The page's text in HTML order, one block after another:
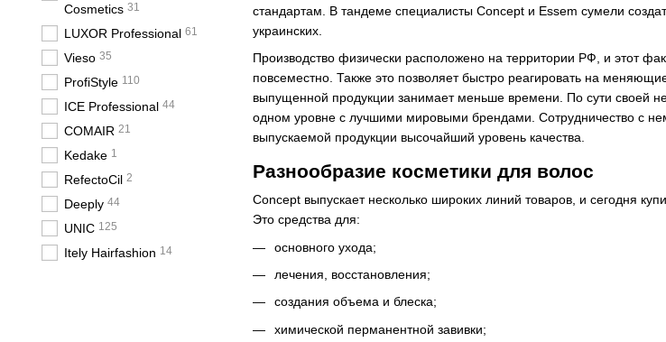
стандартам. В тандеме специалисты Concept и Essem сумели
украинских.
Производство физически расположено на территории РФ, и этот
повсеместно. Также это позволяет быстро реагировать на
выпущенной продукции занимает меньше времени. По сути своей
одном уровне с лучшими мировыми брендами. Сотрудничество с
выпускаемой продукции высочайший уровень качества.
Разнообразие косметики для волос
Concept выпускает несколько широких линий товаров, и сегодня
Это средства для:
основного ухода;
лечения, восстановления;
создания объема и блеска;
химической перманентной завивки;
Cosmetics 31
LUXOR Professional 61
Vieso 35
ProfiStyle 110
ICE Professional 44
COMAIR 21
Kedake 1
RefectoCil 2
Deeply 44
UNIC 125
Itely Hairfashion 14